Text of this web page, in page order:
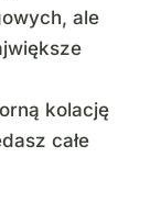
ale
kolację
całe